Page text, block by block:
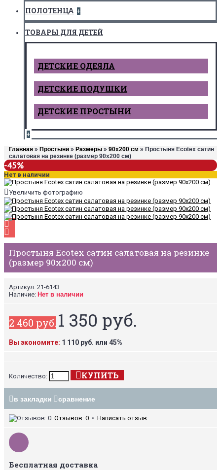
ПОЛОТЕНЦА +
ТОВАРЫ ДЛЯ ДЕТЕЙ
ДЕТCКИЕ ОДЕЯЛА
ДЕТСКИЕ ПОДУШКИ
ДЕТСКИЕ ПРОСТЫНИ
+
Главная » Простыни » Размеры » 90х200 см » Простыня Ecotex сатин
салатовая на резинке (размер 90х200 см)
-45%
Нет в наличии
Увеличить фотографию
Простыня Ecotex сатин салатовая на резинке
(размер 90х200 см)
Артикул: 21-6143
Наличие: Нет в наличии
2 460 руб. 1 350 руб.
Вы экономите: 1 110 руб. или 45%
Количество: КУПИТЬ
в закладки сравнение
Отзывов: 0 • Написать отзыв
Бесплатная доставка